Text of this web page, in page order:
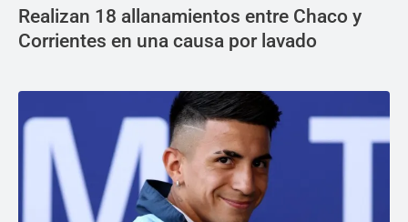
Realizan 18 allanamientos entre Chaco y
Corrientes en una causa por lavado